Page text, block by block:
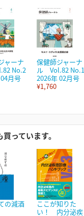
ャーナ
No.2
月号
保健師ジャーナ
ル Vol.82 No.1
2026年 02月号
¥1,760
っています。
の減酒
ここが知りた
い！ 内分泌疾